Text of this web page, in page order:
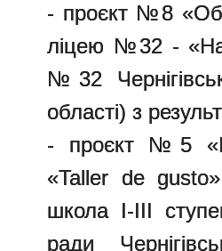
- проєкт №8
ліцею №32 -
№32
області) з
- проєкт №5
«Taller de gusto»
школа І-ІІІ
ради